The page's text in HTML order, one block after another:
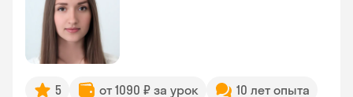
5 от 1090 ₽ за урок
10 лет опыта